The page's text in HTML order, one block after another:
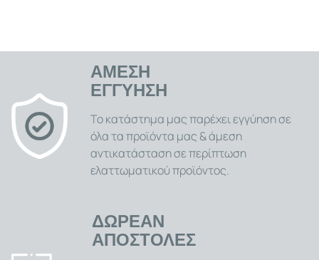
ΑΜΕΣΗ
ΕΓΓΥΗΣΗ
Το κατάστημα μας παρέχει εγγύηση σε
όλα τα προϊόντα μας & άμεση
αντικατάσταση σε περίπτωση
ελαττωματικού προϊόντος.
ΔΩΡΕΑΝ
ΑΠΟΣΤΟΛΕΣ